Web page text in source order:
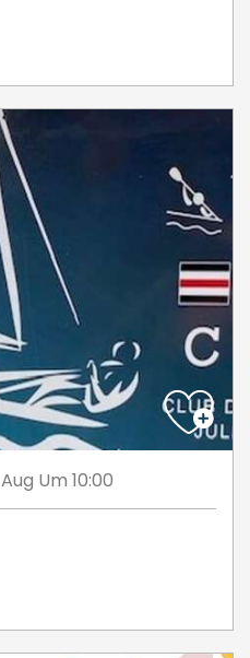
Aug Um 10:00